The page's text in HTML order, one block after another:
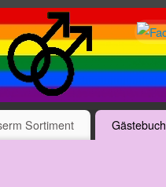
Sortiment Gästebuch